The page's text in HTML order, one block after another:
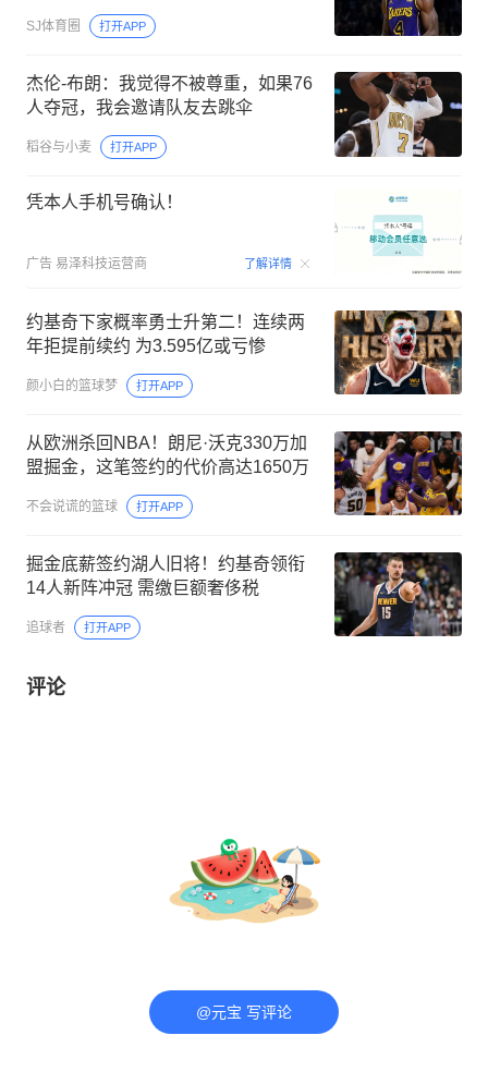
SJ体育圈 打开APP
杰伦-布朗：我觉得不被尊重，如果76
人夺冠，我会邀请队友去跳伞
稻谷与小麦 打开APP
凭本人手机号确认！
广告 易泽科技运营商 了解详情
约基奇下家概率勇士升第二！连续两
年拒提前续约 为3.595亿或亏惨
颜小白的篮球梦 打开APP
从欧洲杀回NBA！朗尼·沃克330万加
盟掘金，这笔签约的代价高达1650万
不会说谎的篮球 打开APP
掘金底薪签约湖人旧将！约基奇领衔
14人新阵冲冠 需缴巨额奢侈税
追球者 打开APP
评论
@元宝 写评论